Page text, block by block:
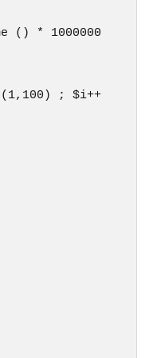
() * 1000000
; $i++